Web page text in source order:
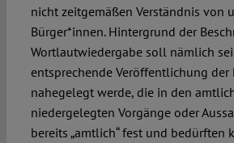
nicht zeitgemäßen Verständnis von
Bürger*innen. Hintergrund der
Wortlautwiedergabe soll nämlich
entsprechende Veröffentlichung der
nahegelegt werde, die in den
niedergelegten Vorgänge oder
bereits „amtlich“ fest und bedürften